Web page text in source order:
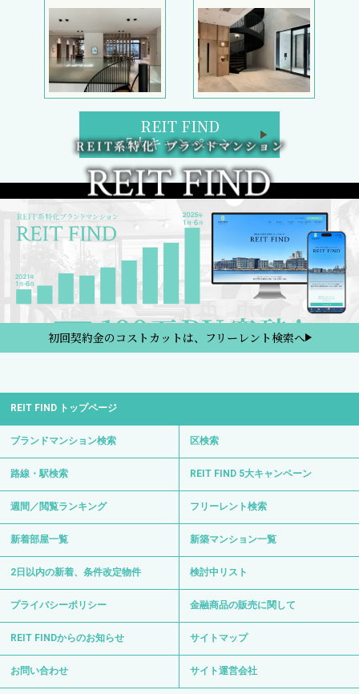
REIT FIND
5大キャンペーン
初回契約金のコストカットは、フリーレント検索へ
REIT FIND トップページ
ブランドマンション検索 区検索
路線・駅検索 REIT FIND 5大キャンペーン
週間／閲覧ランキング フリーレント検索
新着部屋一覧 新築マンション一覧
2日以内の新着、条件改定物件 検討中リスト
プライバシーポリシー 金融商品の販売に関して
REIT FINDからのお知らせ サイトマップ
お問い合わせ サイト運営会社